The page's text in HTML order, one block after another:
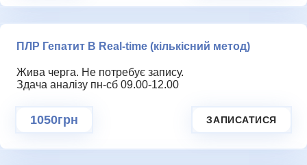
ПЛР Гепатит В Real-time (кількісний метод)
Жива черга. Не потребує запису.
Здача аналізу пн-сб 09.00-12.00
1050грн ЗАПИСАТИСЯ